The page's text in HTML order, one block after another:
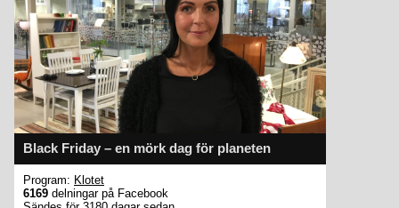
Black Friday – en mörk dag för planeten
Program: Klotet
6169 delningar på Facebook